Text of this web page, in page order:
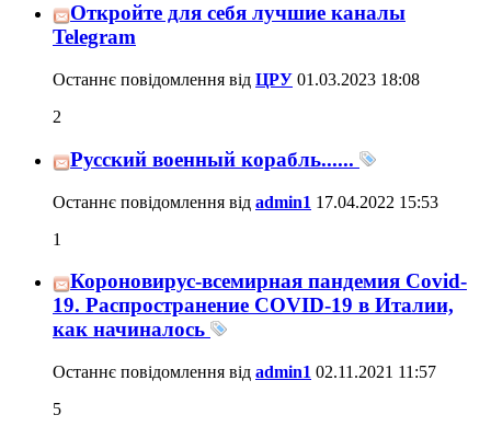
Откройте для себя лучшие каналы
Telegram
Останнє повідомлення від ЦРУ 01.03.2023 18:08
2
Русский военный корабль......
Останнє повідомлення від admin1 17.04.2022 15:53
1
Короновирус-всемирная пандемия Covid-
19. Распространение COVID-19 в Италии,
как начиналось
Останнє повідомлення від admin1 02.11.2021 11:57
5